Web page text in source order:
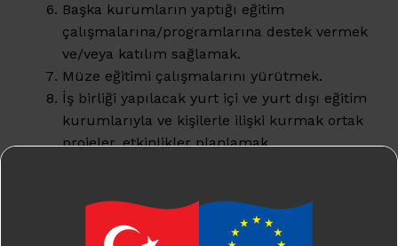
Başka kurumların yaptığı eğitim
çalışmalarına/programlarına destek vermek
ve/veya katılım sağlamak.
Müze eğitimi çalışmalarını yürütmek.
İş birliği yapılacak yurt içi ve yurt dışı eğitim
kurumlarıyla ve kişilerle ilişki kurmak ortak
projeler, etkinlikler planlamak.
yönlendirmek.
Yıllık staj programlarını hazırlamak, sayıları